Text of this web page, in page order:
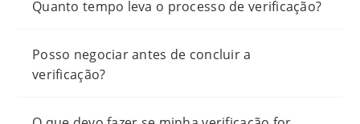
Quanto tempo leva o processo de verificação?
Posso negociar antes de concluir a
verificação?